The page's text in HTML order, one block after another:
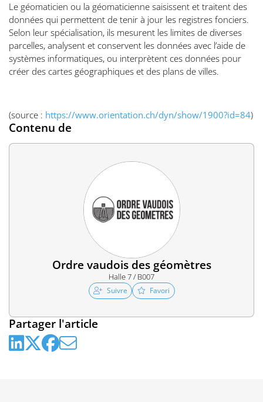
Le géomaticien ou la géomaticienne saisissent et traitent des
données qui permettent de tenir à jour les registres fonciers.
Selon leur spécialisation, ils mesurent les limites de diverses
parcelles, analysent et conservent les données avec l’aide de
systèmes informatiques, ou interprètent ces données pour
créer des cartes géographiques et des plans de villes.
(source : https://www.orientation.ch/dyn/show/1900?id=84)
Contenu de
Ordre vaudois des géomètres
Halle 7 / B007
Suivre Favori
Partager l'article